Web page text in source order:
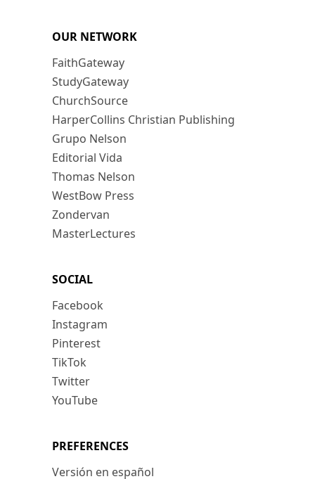
OUR NETWORK
FaithGateway
StudyGateway
ChurchSource
HarperCollins Christian Publishing
Grupo Nelson
Editorial Vida
Thomas Nelson
WestBow Press
Zondervan
MasterLectures
SOCIAL
Facebook
Instagram
Pinterest
TikTok
Twitter
YouTube
PREFERENCES
Versión en español